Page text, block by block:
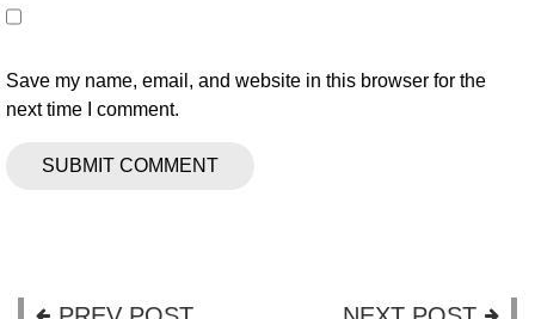
Save my name, email, and website in this browser for the
next time I comment.